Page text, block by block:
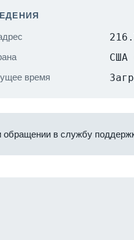
США
время
обращении в службу